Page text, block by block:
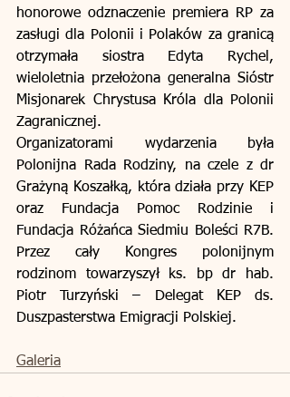
honorowe odznaczenie premiera RP za
zasługi dla Polonii i Polaków za granicą
otrzymała siostra Edyta Rychel,
wieloletnia przełożona generalna Sióstr
Misjonarek Chrystusa Króla dla Polonii
Zagranicznej.
Organizatorami wydarzenia była
Polonijna Rada Rodziny, na czele z dr
Grażyną Koszałką, która działa przy KEP
oraz Fundacja Pomoc Rodzinie i
Fundacja Różańca Siedmiu Boleści R7B.
Przez cały Kongres polonijnym
rodzinom towarzyszył ks. bp dr hab.
Piotr Turzyński – Delegat KEP ds.
Duszpasterstwa Emigracji Polskiej.
Galeria